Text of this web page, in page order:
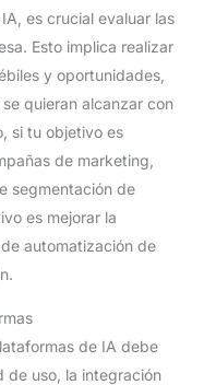
es crucial evaluar las
Esto implica realizar
y oportunidades,
quieran alcanzar con
si tu objetivo es
de marketing,
segmentación de
es mejorar la
automatización de
de IA debe
de uso, la integración